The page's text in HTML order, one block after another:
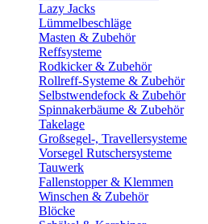
Lazy Jacks
Lümmelbeschläge
Masten & Zubehör
Reffsysteme
Rodkicker & Zubehör
Rollreff-Systeme & Zubehör
Selbstwendefock & Zubehör
Spinnakerbäume & Zubehör
Takelage
Großsegel-, Travellersysteme
Vorsegel Rutschersysteme
Tauwerk
Fallenstopper & Klemmen
Winschen & Zubehör
Blöcke